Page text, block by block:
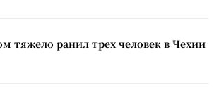
тяжело ранил трех человек в Чехии